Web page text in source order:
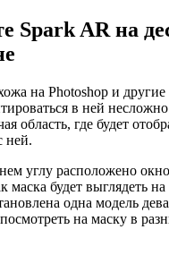
Spark AR на
на Photoshop и
в ней
область, где будет
ней.
углу расположено
маска будет выглядеть
одна модель
на маску в